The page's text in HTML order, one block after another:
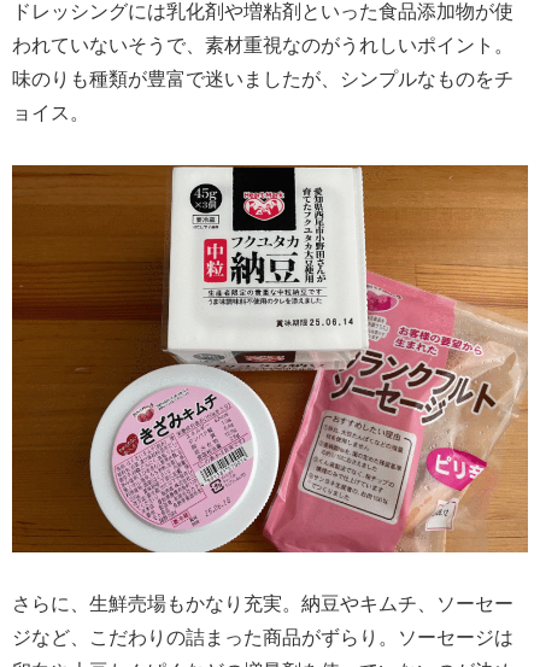
ドレッシングには乳化剤や増粘剤といった食品添加物が使
われていないそうで、素材重視なのがうれしいポイント。
味のりも種類が豊富で迷いましたが、シンプルなものをチ
ョイス。
さらに、生鮮売場もかなり充実。納豆やキムチ、ソーセー
ジなど、こだわりの詰まった商品がずらり。ソーセージは